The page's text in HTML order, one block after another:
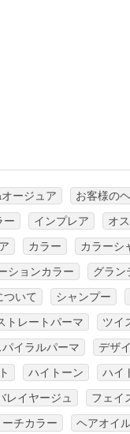
ージュア
お客様の
ー
インプレア
オ
カラー
カラーシ
ションカラー
グラン
ついて
シャンプー
トレートパーマ
ツイ
イラルパーマ
デザ
ハイトーン
ハイ
レイヤージュ
フェイ
ーチカラー ヘアオイ